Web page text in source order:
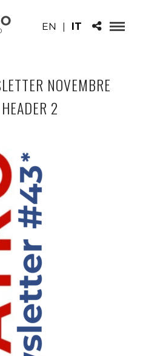
EN | IT
NOVEMBRE
2